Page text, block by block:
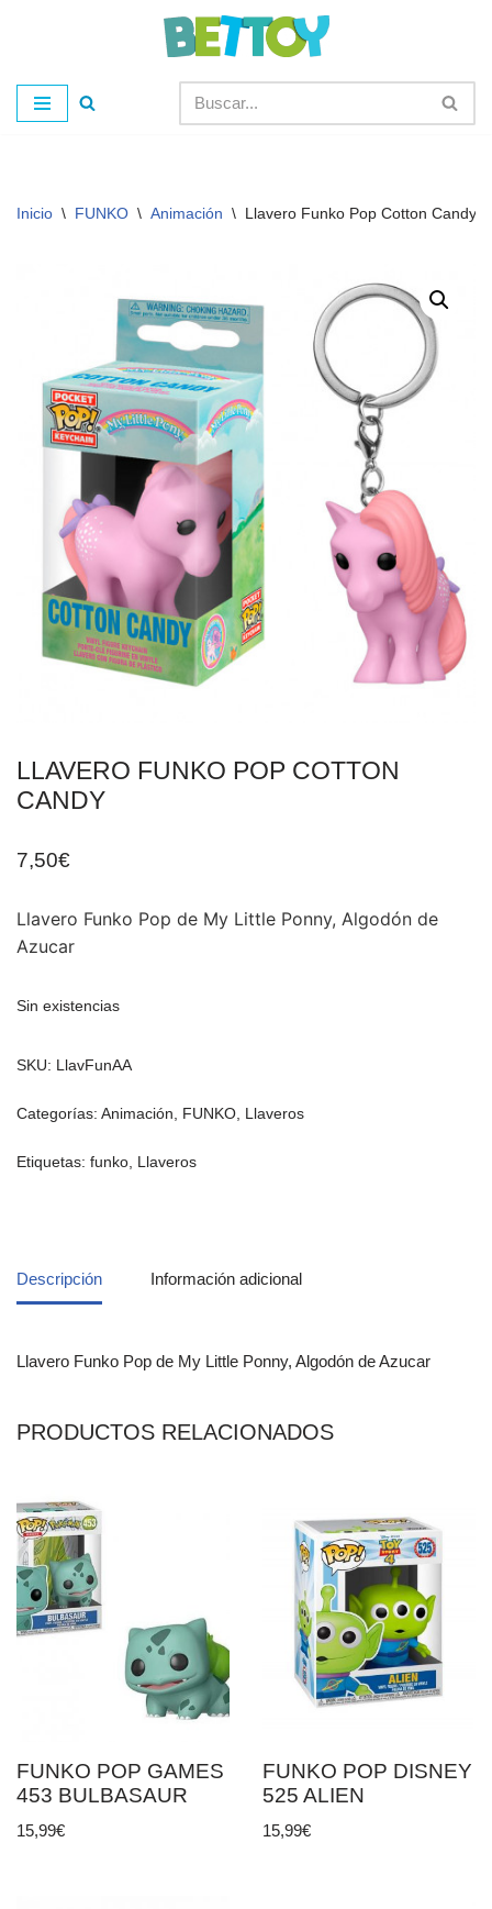
al
contenido
Inicio \ FUNKO \ Animación \ Llavero Funko Pop Cotton Candy
LLAVERO FUNKO POP COTTON
CANDY
7,50€
Llavero Funko Pop de My Little Ponny, Algodón de
Azucar
Sin existencias
SKU: LlavFunAA
Categorías: Animación FUNKO Llaveros
Etiquetas: funko Llaveros
Descripción Información adicional
Llavero Funko Pop de My Little Ponny, Algodón de Azucar
PRODUCTOS RELACIONADOS
FUNKO POP GAMES
453 BULBASAUR
15,99€
FUNKO POP DISNEY
525 ALIEN
15,99€